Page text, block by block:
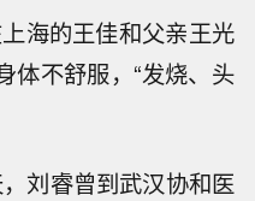
海的王佳和父亲王光
体不舒服，“发烧、头
刘睿曾到武汉协和医